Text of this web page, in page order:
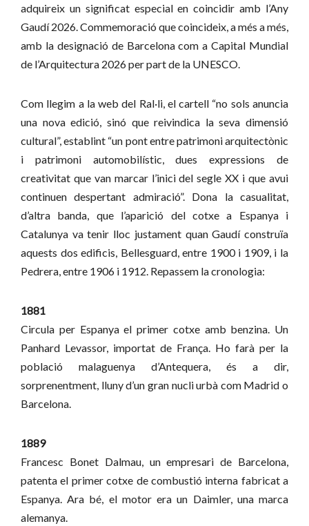
adquireix un significat especial en coincidir amb l’Any
Gaudí 2026. Commemoració que coincideix, a més a més,
amb la designació de Barcelona com a Capital Mundial
de l’Arquitectura 2026 per part de la UNESCO.
Com llegim a la web del Ral·li, el cartell “no sols anuncia
una nova edició, sinó que reivindica la seva dimensió
cultural”, establint “un pont entre patrimoni arquitectònic
i patrimoni automobilístic, dues expressions de
creativitat que van marcar l’inici del segle XX i que avui
continuen despertant admiració”. Dona la casualitat,
d’altra banda, que l’aparició del cotxe a Espanya i
Catalunya va tenir lloc justament quan Gaudí construïa
aquests dos edificis, Bellesguard, entre 1900 i 1909, i la
Pedrera, entre 1906 i 1912. Repassem la cronologia:
1881
Circula per Espanya el primer cotxe amb benzina. Un
Panhard Levassor, importat de França. Ho farà per la
població malaguenya d’Antequera, és a dir,
sorprenentment, lluny d’un gran nucli urbà com Madrid o
Barcelona.
1889
Francesc Bonet Dalmau, un empresari de Barcelona,
patenta el primer cotxe de combustió interna fabricat a
Espanya. Ara bé, el motor era un Daimler, una marca
alemanya.